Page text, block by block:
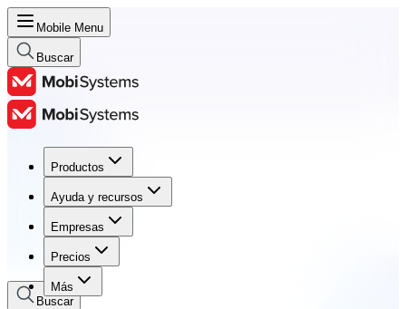
Mobile Menu
Buscar
Productos
Ayuda y recursos
Empresas
Precios
Más
Productos
Ayuda y recursos
Empresas
Precios
Buscar